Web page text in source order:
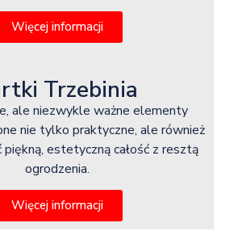
Więcej informacji
Trzebinia
ale niezwykle ważne elementy
nie tylko praktyczne, ale również
estetyczną całość z resztą
ogrodzenia.
Więcej informacji